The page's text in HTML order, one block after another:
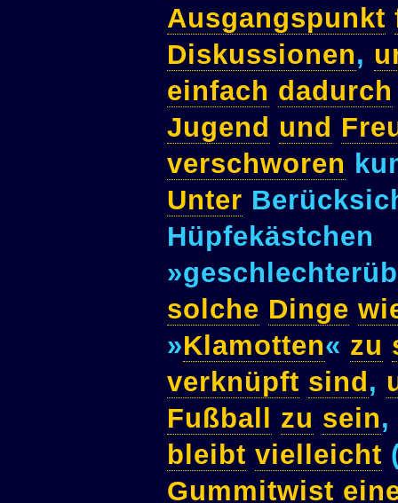
Ausgangspunkt
Diskussionen,
einfach dadurch
Jugend und
verschworen
Unter
Hüpfekästchen
solche Dinge
»Klamotten« zu
verknüpft sind,
Fußball
zu sein,
bleibt vielleicht
Gummitwist